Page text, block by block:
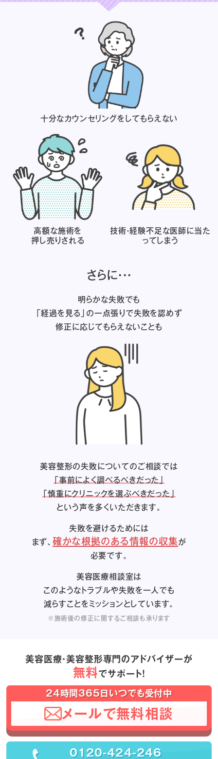
十分なカウンセリングをしてもらえない
高額な施術を
押し売りされる
技術・経験不足な医師に当た
ってしまう
さらに・・・
明らかな失敗でも
「経過を見る」の一点張りで失敗を認めず
修正に応じてもらえないことも
美容整形の失敗についてのご相談では
「事前によく調べるべきだった」
「慎重にクリニックを選ぶべきだった」
という声を多くいただきます。
失敗を避けるためには
まず、確かな根拠のある情報の収集が
必要です。
美容医療相談室は
このようなトラブルや失敗を一人でも
減らすことをミッションとしています。
※施術後の修正に関するご相談も承ります
美容医療・美容整形専門のアドバイザーが
無料でサポート！
24時間365日いつでも受付中
メールで無料相談
0120-424-246